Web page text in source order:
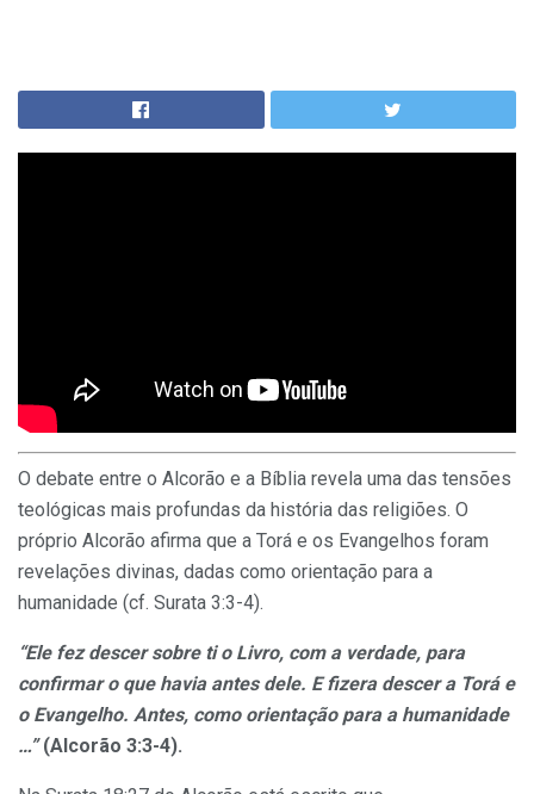
O debate entre o Alcorão e a Bíblia revela uma das tensões
teológicas mais profundas da história das religiões. O
próprio Alcorão afirma que a Torá e os Evangelhos foram
revelações divinas, dadas como orientação para a
humanidade (cf. Surata 3:3-4).
“Ele fez descer sobre ti o Livro, com a verdade, para
confirmar o que havia antes dele. E fizera descer a Torá e
o Evangelho. Antes, como orientação para a humanidade
…”(Alcorão 3:3-4).